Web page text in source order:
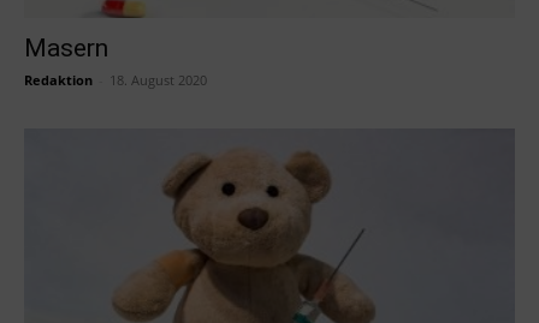
Masern
Redaktion 18. August 2020